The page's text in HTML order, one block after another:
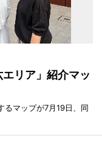
リア」紹介マッ
るマップが7月19日、同